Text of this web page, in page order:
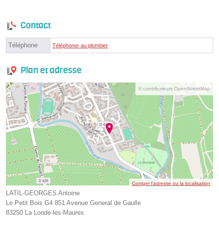
Contact
Téléphone Téléphoner au plombier
Plan et adresse
© contributeurs OpenStreetMap
Corriger l’adresse ou la localisation
LATIL-GEORGES Antoine
Le Petit Bois G4 851 Avenue General de Gaulle
83250 La Londe-les-Maures